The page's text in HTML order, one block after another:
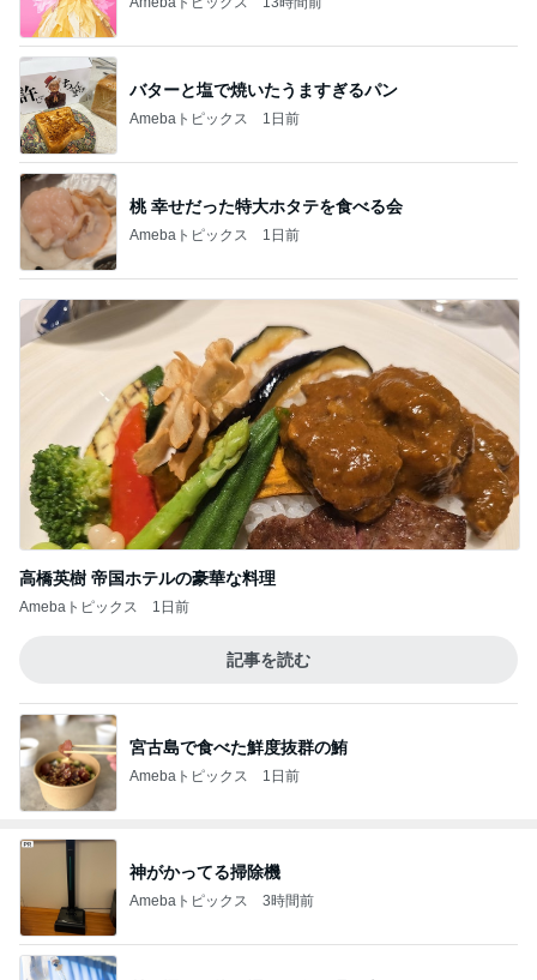
バターと塩で焼いたうますぎるパン
Amebaトピックス 1日前
桃 幸せだった特大ホタテを食べる会
Amebaトピックス 1日前
高橋英樹 帝国ホテルの豪華な料理
Amebaトピックス 1日前
記事を読む
宮古島で食べた鮮度抜群の鮪
Amebaトピックス 1日前
神がかってる掃除機
Amebaトピックス 3時間前